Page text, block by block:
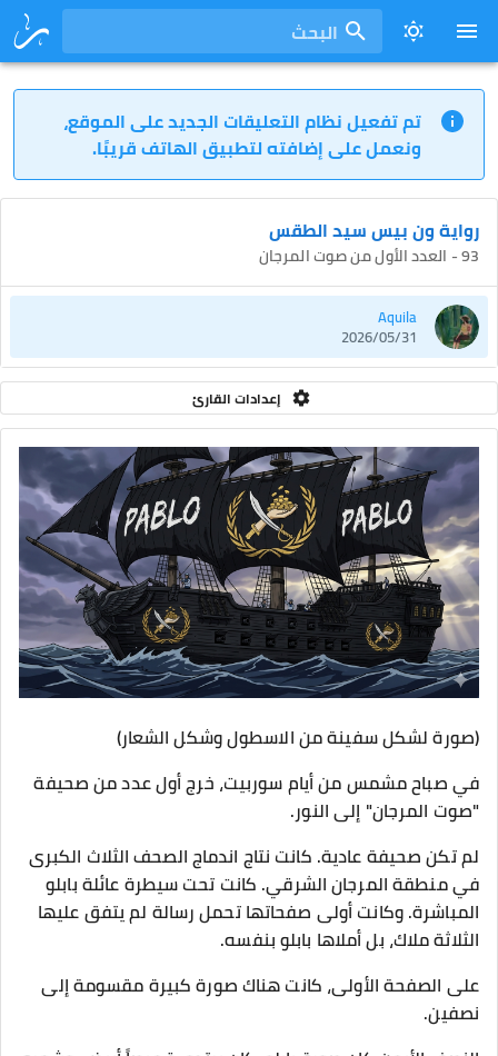
البحث
تم تفعيل نظام التعليقات الجديد على الموقع،
ونعمل على إضافته لتطبيق الهاتف قريبًا.
رواية ون بيس سيد الطقس
93 - العدد الأول من صوت المرجان
Aquila
2026/05/31
إعدادات القارئ
(صورة لشكل سفينة من الاسطول وشكل الشعار)
في صباح مشمس من أيام سوربيت، خرج أول عدد من صحيفة
"صوت المرجان" إلى النور.
لم تكن صحيفة عادية. كانت نتاج اندماج الصحف الثلاث الكبرى
في منطقة المرجان الشرقي. كانت تحت سيطرة عائلة بابلو
المباشرة. وكانت أولى صفحاتها تحمل رسالة لم يتفق عليها
الثلاثة ملاك، بل أملاها بابلو بنفسه.
على الصفحة الأولى، كانت هناك صورة كبيرة مقسومة إلى
نصفين.